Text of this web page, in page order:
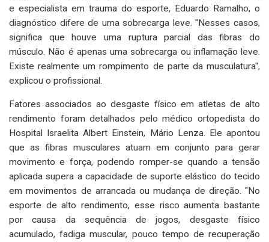
e especialista em trauma do esporte, Eduardo Ramalho, o
diagnóstico difere de uma sobrecarga leve. "Nesses casos,
significa que houve uma ruptura parcial das fibras do
músculo. Não é apenas uma sobrecarga ou inflamação leve.
Existe realmente um rompimento de parte da musculatura",
explicou o profissional.
Fatores associados ao desgaste físico em atletas de alto
rendimento foram detalhados pelo médico ortopedista do
Hospital Israelita Albert Einstein, Mário Lenza. Ele apontou
que as fibras musculares atuam em conjunto para gerar
movimento e força, podendo romper-se quando a tensão
aplicada supera a capacidade de suporte elástico do tecido
em movimentos de arrancada ou mudança de direção. "No
esporte de alto rendimento, esse risco aumenta bastante
por causa da sequência de jogos, desgaste físico
acumulado, fadiga muscular, pouco tempo de recuperação